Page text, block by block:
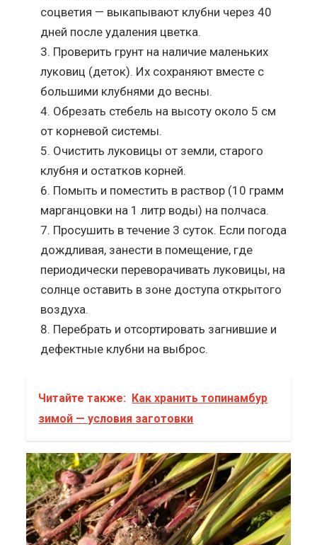
соцветия — выкапывают клубни через 40
дней после удаления цветка.
Проверить грунт на наличие маленьких
луковиц (деток). Их сохраняют вместе с
большими клубнями до весны.
Обрезать стебель на высоту около 5 см
от корневой системы.
Очистить луковицы от земли, старого
клубня и остатков корней.
Помыть и поместить в раствор (10 грамм
марганцовки на 1 литр воды) на полчаса.
Просушить в течение 3 суток. Если погода
дождливая, занести в помещение, где
периодически переворачивать луковицы, на
солнце оставить в зоне доступа открытого
воздуха.
Перебрать и отсортировать загнившие и
дефектные клубни на выброс.
Читайте также: Как хранить топинамбур
зимой — условия заготовки